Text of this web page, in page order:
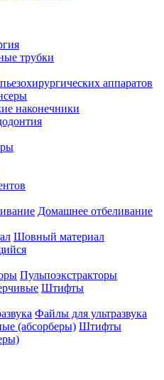
трубки
аппаратов
наконечники
Домашнее отбеливание
Шовный материал
Пульпоэкстракторы
Штифты
Файлы для ультразвука
Штифты